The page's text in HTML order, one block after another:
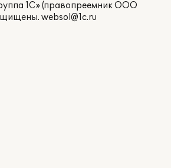
1С» (правопреемник ООО
websol@1c.ru